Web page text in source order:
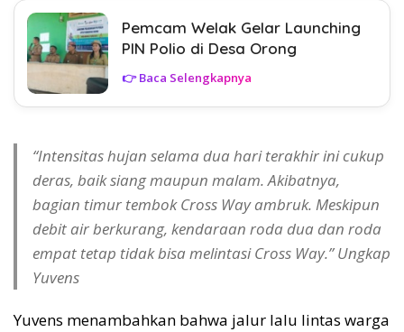
Pemcam Welak Gelar Launching
PIN Polio di Desa Orong
👉 Baca Selengkapnya
“Intensitas hujan selama dua hari terakhir ini cukup
deras, baik siang maupun malam. Akibatnya,
bagian timur tembok Cross Way ambruk. Meskipun
debit air berkurang, kendaraan roda dua dan roda
empat tetap tidak bisa melintasi Cross Way.” Ungkap
Yuvens
Yuvens menambahkan bahwa jalur lalu lintas warga